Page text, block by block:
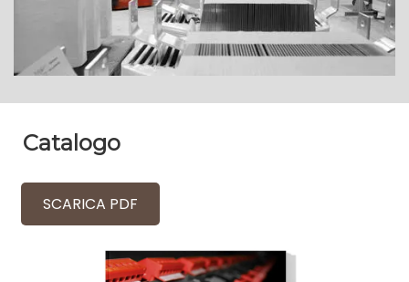
Catalogo
SCARICA PDF